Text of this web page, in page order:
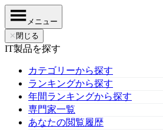
メニュー
✕ 閉じる
IT製品を探す
カテゴリーから探す
ランキングから探す
年間ランキングから探す
専門家一覧
あなたの閲覧履歴